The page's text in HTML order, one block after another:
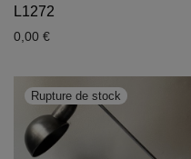
L1272
0,00 €